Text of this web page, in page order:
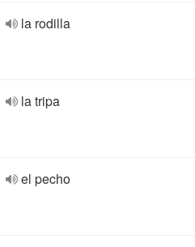
la rodilla
la tripa
el pecho